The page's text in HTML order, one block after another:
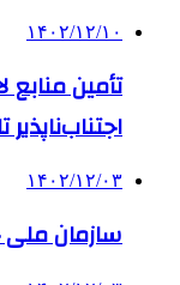
۱۴۰۲/۱۲/۱۰
تأمین منابع
اجتناب‌ناپذیر
۱۴۰۲/۱۲/۰۳
سازمان ملی جوانان⁩ تا ۳